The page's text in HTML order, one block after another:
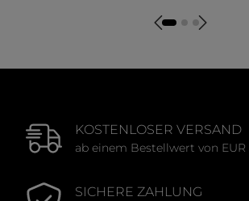
KOSTENLOSER VERSAND
ab einem Bestellwert von EUR
SICHERE ZAHLUNG